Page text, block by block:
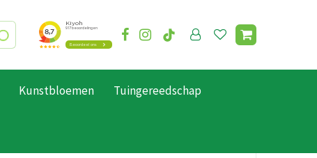
Kunstbloemen Tuingereedschap